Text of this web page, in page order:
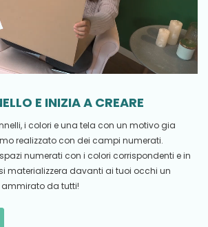
E INIZIA A CREARE
i colori e una tela con un motivo gia
realizzato con dei campi numerati.
numerati con i colori corrispondenti e in
materializzera davanti ai tuoi occhi un
da tutti!